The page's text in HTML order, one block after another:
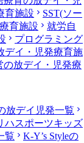
育施設
SST(ソー
育施設
就労自
プログラミング
デイ・児発療育施
の放デイ・児発療
放デイ児発一覧
ハスポーツキッズ
覧
K-Y’s Styleの